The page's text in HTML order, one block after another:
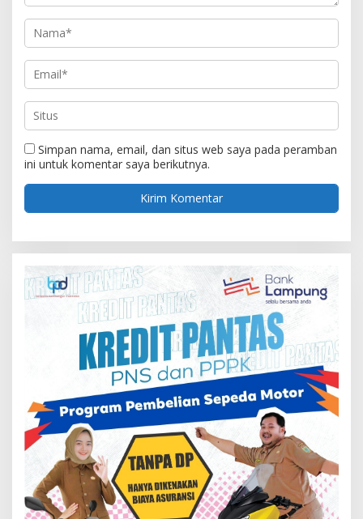
Simpan nama, email, dan situs web saya pada peramban
ini untuk komentar saya berikutnya.